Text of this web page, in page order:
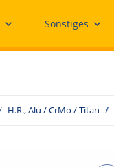
Sonstiges
H.R., Alu / CrMo / Titan